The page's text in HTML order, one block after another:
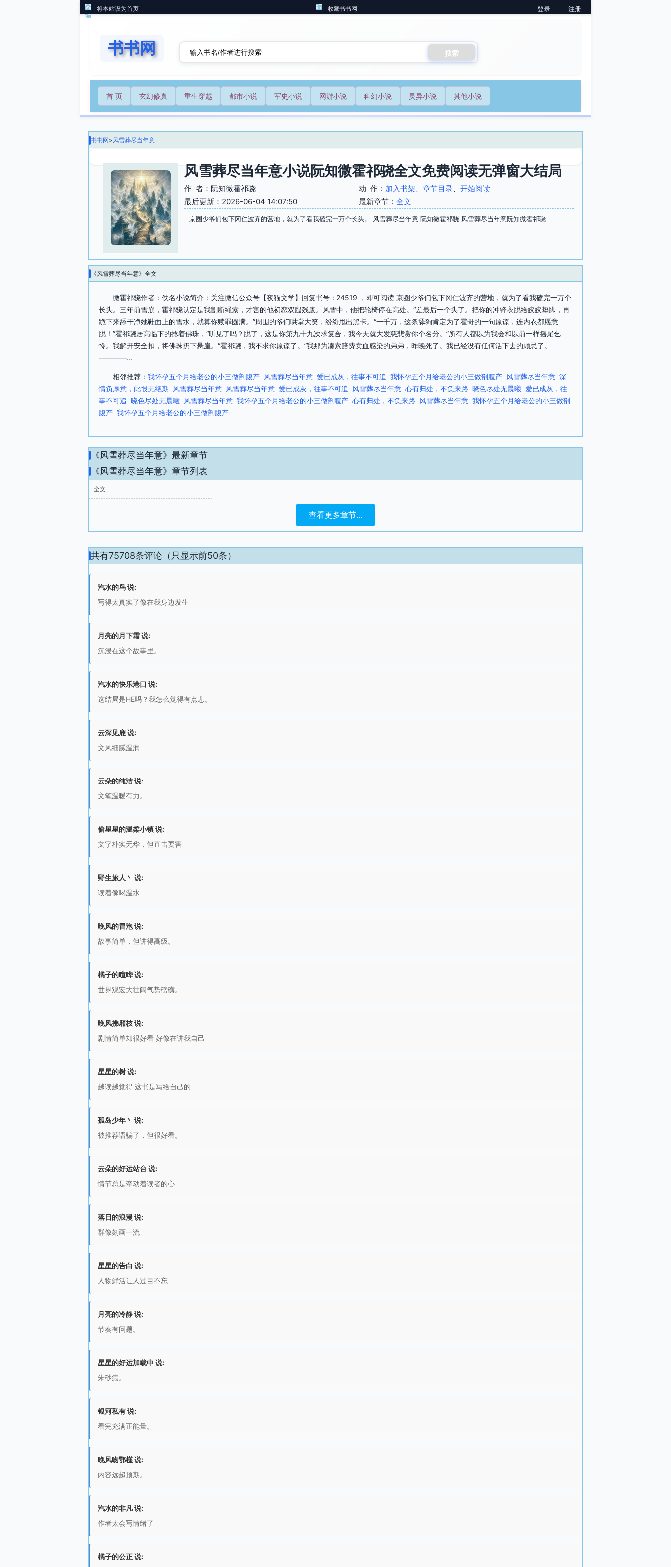
将本站设为首页 收藏书书网 登录 注册
书书网 搜索
首 页 玄幻修真 重生穿越 都市小说 军史小说 网游小说 科幻小说 灵异小说 其他小说
书书网> 风雪葬尽当年意
风雪葬尽当年意小说阮知微霍祁骁全文免费阅读无弹窗大结局
作 者：阮知微霍祁骁 动 作： 加入书架、 章节目录、 开始阅读
最后更新：2026-06-04 14:07:50
最新章节： 全文
京圈少爷们包下冈仁波齐的营地，就为了看我磕完一万个长头。 风雪葬尽当年意 阮知微霍祁骁 风雪葬尽当年意阮知微霍祁骁
《风雪葬尽当年意》全文
微霍祁骁作者：佚名小说简介：关注微信公众号【夜猫文学】回复书号：24519 ，即可阅读 京圈少爷们包下冈仁波齐的营地，就为了看我磕完一万个
长头。三年前雪崩，霍祁骁认定是我割断绳索，才害的他初恋双腿残废。风雪中，他把轮椅停在高处。“差最后一个头了。把你的冲锋衣脱给皎皎垫脚，再
跪下来舔干净她鞋面上的雪水，就算你赎罪圆满。”周围的爷们哄堂大笑，纷纷甩出黑卡。“一千万，这条舔狗肯定为了霍哥的一句原谅，连内衣都愿意
脱！”霍祁骁居高临下的捻着佛珠，“听见了吗？脱了，这是你第九十九次求复合，我今天就大发慈悲赏你个名分。”所有人都以为我会和以前一样摇尾乞
怜。我解开安全扣，将佛珠扔下悬崖。“霍祁骁，我不求你原谅了。”我那为凑索赔费卖血感染的弟弟，昨晚死了。我已经没有任何活下去的顾忌了。
————...
相邻推荐： 我怀孕五个月给老公的小三做剖腹产 风雪葬尽当年意 爱已成灰，往事不可追 我怀孕五个月给老公的小三做剖腹产 风雪葬尽当年意 深
情负厚意，此恨无绝期
风雪葬尽当年意 风雪葬尽当年意 爱已成灰，往事不可追 风雪葬尽当年意 心有归处，不负来路 晓色尽处无晨曦 爱已成灰，往
事不可追 晓色尽处无晨曦 风雪葬尽当年意 我怀孕五个月给老公的小三做剖腹产 心有归处，不负来路 风雪葬尽当年意 我怀孕五个月给老公的小三做剖
腹产 我怀孕五个月给老公的小三做剖腹产
《风雪葬尽当年意》最新章节
《风雪葬尽当年意》章节列表
全文
查看更多章节...
共有75708条评论（只显示前50条）
汽水的鸟 说:
写得太真实了像在我身边发生
月亮的月下霜 说:
沉浸在这个故事里。
汽水的快乐港口 说:
这结局是HE吗？我怎么觉得有点悲。
云深见鹿 说:
文风细腻温润
云朵的纯洁 说:
文笔温暖有力。
偷星星的温柔小镇 说:
文字朴实无华，但直击要害
野生旅人丶 说:
读着像喝温水
晚风的冒泡 说:
故事简单，但讲得高级。
橘子的喧哗 说:
世界观宏大壮阔气势磅礴。
晚风拂厢枝 说:
剧情简单却很好看 好像在讲我自己
星星的树 说:
越读越觉得 这书是写给自己的
孤岛少年丶 说:
被推荐语骗了，但很好看。
云朵的好运站台 说:
情节总是牵动着读者的心
落日的浪漫 说:
群像刻画一流
星星的告白 说:
人物鲜活让人过目不忘
月亮的冷静 说:
节奏有问题。
星星的好运加载中 说:
朱砂痣。
银河私有 说:
看完充满正能量。
晚风吻鄂槿 说:
内容远超预期。
汽水的非凡 说:
作者太会写情绪了
橘子的公正 说: